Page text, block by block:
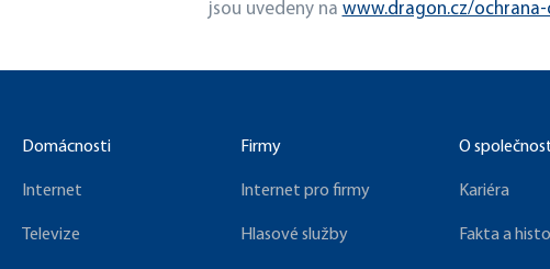
jsou uvedeny na www.dragon.cz/
Domácnosti
Internet
Televize
Firmy
Internet pro firmy
Hlasové služby
O
Kariéra
Fakta a